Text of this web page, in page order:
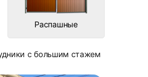
Распашные
с большим стажем